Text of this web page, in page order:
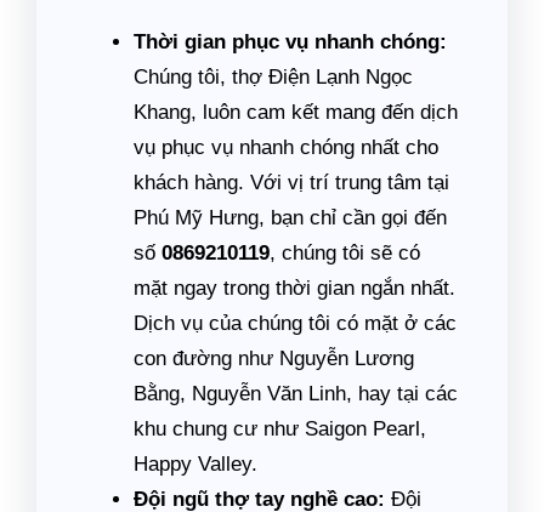
Thời gian phục vụ nhanh chóng:
Chúng tôi, thợ Điện Lạnh Ngọc
Khang, luôn cam kết mang đến dịch
vụ phục vụ nhanh chóng nhất cho
khách hàng. Với vị trí trung tâm tại
Phú Mỹ Hưng, bạn chỉ cần gọi đến
số 0869210119, chúng tôi sẽ có
mặt ngay trong thời gian ngắn nhất.
Dịch vụ của chúng tôi có mặt ở các
con đường như Nguyễn Lương
Bằng, Nguyễn Văn Linh, hay tại các
khu chung cư như Saigon Pearl,
Happy Valley.
Đội ngũ thợ tay nghề cao: Đội